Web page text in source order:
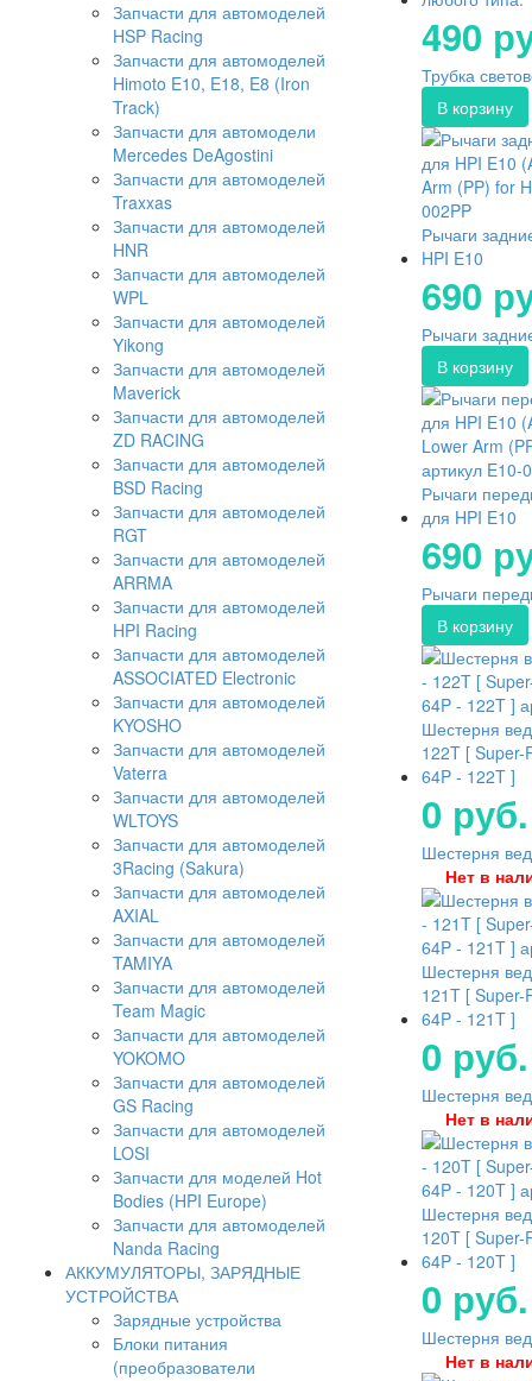
Запчасти для автомоделей
HSP Racing
Запчасти для автомоделей
Himoto E10, E18, E8 (Iron
Track)
Запчасти для автомодели
Mercedes DeAgostini
Запчасти для автомоделей
Traxxas
Запчасти для автомоделей
HNR
Запчасти для автомоделей
WPL
Запчасти для автомоделей
Yikong
Запчасти для автомоделей
Maverick
Запчасти для автомоделей
ZD RACING
Запчасти для автомоделей
BSD Racing
Запчасти для автомоделей
RGT
Запчасти для автомоделей
ARRMA
Запчасти для автомоделей
HPI Racing
Запчасти для автомоделей
ASSOCIATED Electronic
Запчасти для автомоделей
KYOSHO
Запчасти для автомоделей
Vaterra
Запчасти для автомоделей
WLTOYS
Запчасти для автомоделей
3Racing (Sakura)
Запчасти для автомоделей
AXIAL
Запчасти для автомоделей
TAMIYA
Запчасти для автомоделей
Team Magic
Запчасти для автомоделей
YOKOMO
Запчасти для автомоделей
GS Racing
Запчасти для автомоделей
LOSI
Запчасти для моделей Hot
Bodies (HPI Europe)
Запчасти для автомоделей
Nanda Racing
АККУМУЛЯТОРЫ, ЗАРЯДНЫЕ
УСТРОЙСТВА
Зарядные устройства
Блоки питания
(преобразователи
490
Трубка
Рычаги
HPI E10
690
Рычаги
Рычаги
для HPI E10
690
Рычаги
Шестерня
122T [ Super-
64P - 122T ]
0 руб.
Шестерня
Нет в
Шестерня
121T [ Super-
64P - 121T ]
0 руб.
Шестерня
Нет в
Шестерня
120T [ Super-
64P - 120T ]
0 руб.
Шестерня
Нет в